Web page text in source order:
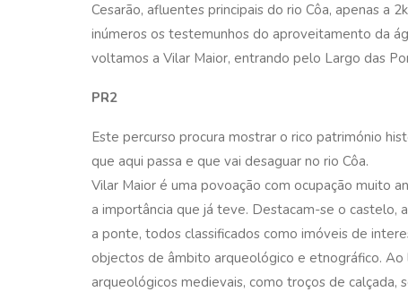
Cesarão, afluentes principais do rio Côa, apenas a
inúmeros os testemunhos do aproveitamento da
voltamos a Vilar Maior, entrando pelo Largo das
PR2
Este percurso procura mostrar o rico património
que aqui passa e que vai desaguar no rio Côa.
Vilar Maior é uma povoação com ocupação muito
a importância que já teve. Destacam-se o castelo,
a ponte, todos classificados como imóveis de
objectos de âmbito arqueológico e etnográfico.
arqueológicos medievais, como troços de calçada,